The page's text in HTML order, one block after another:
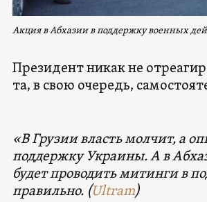
Акция в Абхазии в поддержку военных
Президент никак не
та, в свою очередь,
«В Грузии власть молчит, а
поддержку Украины. А в
будет проводить митинги в
правильно. (Ultram)